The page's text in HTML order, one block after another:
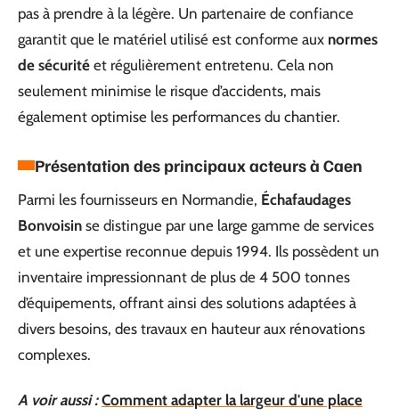
pas à prendre à la légère. Un partenaire de confiance
garantit que le matériel utilisé est conforme aux normes
de sécurité et régulièrement entretenu. Cela non
seulement minimise le risque d’accidents, mais
également optimise les performances du chantier.
Présentation des principaux acteurs à Caen
Parmi les fournisseurs en Normandie, Échafaudages
Bonvoisin se distingue par une large gamme de services
et une expertise reconnue depuis 1994. Ils possèdent un
inventaire impressionnant de plus de 4 500 tonnes
d’équipements, offrant ainsi des solutions adaptées à
divers besoins, des travaux en hauteur aux rénovations
complexes.
A voir aussi : Comment adapter la largeur d'une place